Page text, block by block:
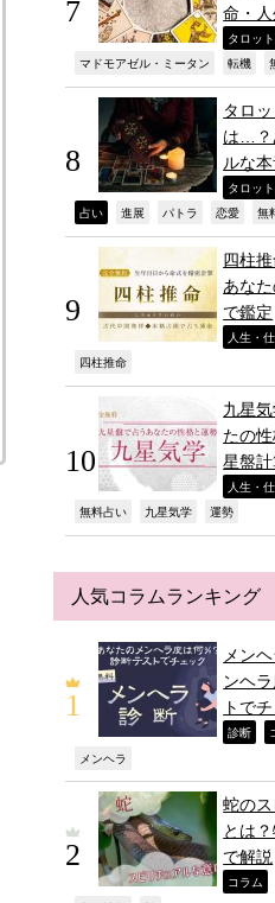
命・
タロッ
マドモアゼル・ミータン 転機
タロ
は…？
ルな
タロッ
占い 進展 パトラ 恋愛 無
四柱
あな
で鑑定
人生・
四柱推命
九星
たの
星盤計
人生・
無料占い 九星気学 運勢
人気コラムランキング
メン
ンヘ
トで
診断
メンヘラ
蛇の
とは
で解説
コラム